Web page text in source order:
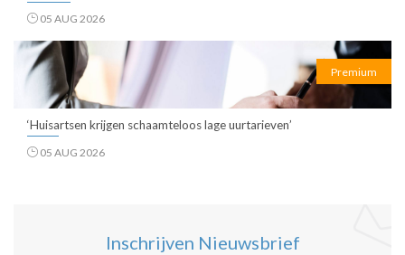
05 AUG 2026
Premium
‘Huisartsen krijgen schaamteloos lage uurtarieven’
05 AUG 2026
Inschrijven Nieuwsbrief